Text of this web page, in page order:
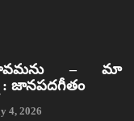
– మా
: జానపదగీతం
4, 2026